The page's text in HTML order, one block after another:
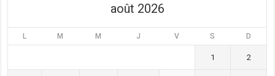
août 2026
L M M J V S D
1 2